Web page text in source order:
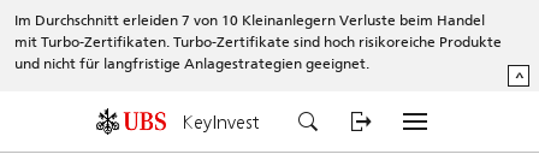
Im Durchschnitt erleiden 7 von 10 Kleinanlegern Verluste beim Handel
mit Turbo-Zertifikaten. Turbo-Zertifikate sind hoch risikoreiche Produkte
und nicht für langfristige Anlagestrategien geeignet.
^
KeyInvest